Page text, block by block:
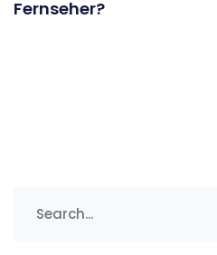
Fernseher?